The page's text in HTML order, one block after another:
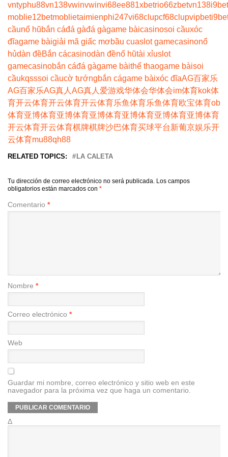
vntyphu88vn138vwinvwinvi68ee881xbetrio66zbetvn138
moblie12betmoblietaimienphi247vi68clupcf68clupvipbet
cầunổ hũbắn cáđá gàđá gàgame bàicasinosoi cầuxóc
đĩagame bàigiải mã giấc mơbầu cuaslot gamecasinonổ
hủdàn đềBắn cácasinodàn đềnổ hũtài xỉuslot
gamecasinobắn cáđá gàgame bàithể thaogame bàisoi
cầukqsssoi cầucờ tướngbắn cágame bàixóc đĩaAG百家乐
AG百家乐AG真人 AG真人 爱游戏华体会华体会im体育kok体
育开云体育开云体育开云体育乐鱼体育乐鱼体育欧宝体育ob
体育亚博体育亚博体育亚博体育亚博体育亚博体育亚博体育
开云体育开云体育棋牌棋牌沙巴体育买球平台新葡京娱乐开
云体育mu88qh88
RELATED TOPICS: LA CALETA
Tu dirección de correo electrónico no será publicada. Los campos
obligatorios están marcados con *
Comentario *
Nombre *
Correo electrónico *
Web
Guardar mi nombre, correo electrónico y sitio web en este
navegador para la próxima vez que haga un comentario.
Δ